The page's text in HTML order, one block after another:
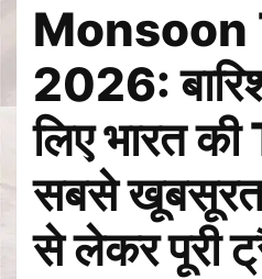
Monsoon
2026:
लिए भारत
सबसे
से लेकर पूरी